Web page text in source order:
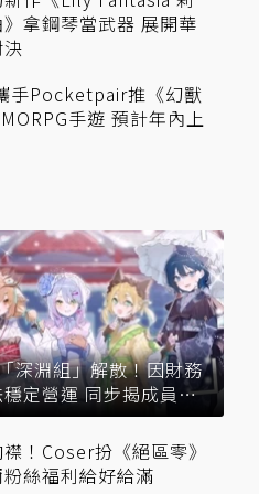
拿鋼琴當武器 展開華
手Pocketpair推《幻獸
手遊 預計年內上
深淵組」解散！因財務
定營運 同步揭成員未
！Coser扮《絕區零》
絲福利給好給滿